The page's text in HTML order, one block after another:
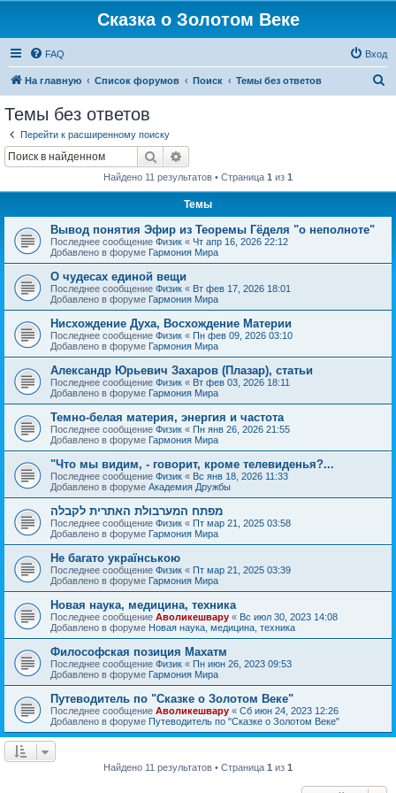
Сказка о Золотом Веке
FAQ Вход
На главную Список форумов Поиск Темы без ответов
Темы без ответов
Перейти к расширенному поиску
Поиск
Найдено 11 результатов • Страница 1 из 1
Темы
Вывод понятия Эфир из Теоремы Гёделя "о неполноте"
Последнее сообщение Физик « Чт апр 16, 2026 22:12
Добавлено в форуме Гармония Мира
О чудесах единой вещи
Последнее сообщение Физик « Вт фев 17, 2026 18:01
Добавлено в форуме Гармония Мира
Нисхождение Духа, Восхождение Материи
Последнее сообщение Физик « Пн фев 09, 2026 03:10
Добавлено в форуме Гармония Мира
Александр Юрьевич Захаров (Плазар), статьи
Последнее сообщение Физик « Вт фев 03, 2026 18:11
Добавлено в форуме Гармония Мира
Темно-белая материя, энергия и частота
Последнее сообщение Физик « Пн янв 26, 2026 21:55
Добавлено в форуме Гармония Мира
"Что мы видим, - говорит, кроме телевиденья?...
Последнее сообщение Физик « Вс янв 18, 2026 11:33
Добавлено в форуме Академия Дружбы
מפתח המערבולת האתרית לקבלה
Последнее сообщение Физик « Пт мар 21, 2025 03:58
Добавлено в форуме Гармония Мира
Не багато українською
Последнее сообщение Физик « Пт мар 21, 2025 03:39
Добавлено в форуме Гармония Мира
Новая наука, медицина, техника
Последнее сообщение Аволикешвару « Вс июл 30, 2023 14:08
Добавлено в форуме Новая наука, медицина, техника
Философская позиция Махатм
Последнее сообщение Физик « Пн июн 26, 2023 09:53
Добавлено в форуме Гармония Мира
Путеводитель по "Сказке о Золотом Веке"
Последнее сообщение Аволикешвару « Сб июн 24, 2023 12:26
Добавлено в форуме Путеводитель по "Сказке о Золотом Веке"
Найдено 11 результатов • Страница 1 из 1